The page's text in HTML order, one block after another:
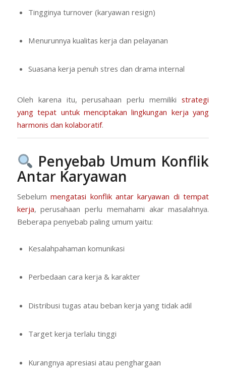
Tingginya turnover (karyawan resign)
Menurunnya kualitas kerja dan pelayanan
Suasana kerja penuh stres dan drama internal
Oleh karena itu, perusahaan perlu memilikistrategi
yang tepat untuk menciptakan lingkungan kerja yang
harmonis dan kolaboratif.
Penyebab Umum Konflik
Antar Karyawan
Sebelummengatasi konflik antar karyawan di tempat
kerja, perusahaan perlu memahami akar masalahnya.
Beberapa penyebab paling umum yaitu:
Kesalahpahaman komunikasi
Perbedaan cara kerja & karakter
Distribusi tugas atau beban kerja yang tidak adil
Target kerja terlalu tinggi
Kurangnya apresiasi atau penghargaan